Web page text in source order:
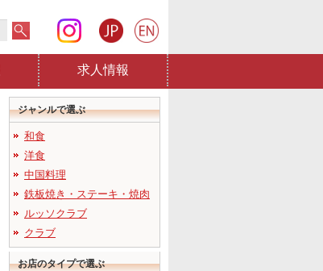
求人情報
ジャンルで選ぶ
和食
洋食
中国料理
鉄板焼き・ステーキ・焼肉
ルッソクラブ
クラブ
お店のタイプで選ぶ